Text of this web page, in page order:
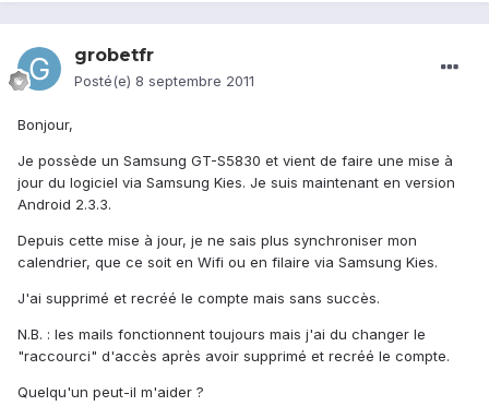
grobetfr
Posté(e) 8 septembre 2011
Bonjour,
Je possède un Samsung GT-S5830 et vient de faire une mise à
jour du logiciel via Samsung Kies. Je suis maintenant en version
Android 2.3.3.
Depuis cette mise à jour, je ne sais plus synchroniser mon
calendrier, que ce soit en Wifi ou en filaire via Samsung Kies.
J'ai supprimé et recréé le compte mais sans succès.
N.B. : les mails fonctionnent toujours mais j'ai du changer le
"raccourci" d'accès après avoir supprimé et recréé le compte.
Quelqu'un peut-il m'aider ?